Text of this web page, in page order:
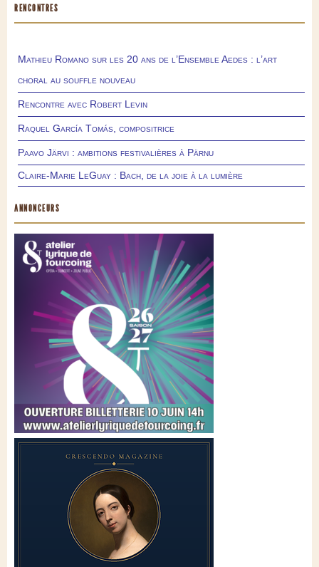
RENCONTRES
Mathieu Romano sur les 20 ans de l’Ensemble Aedes : l’art
choral au souffle nouveau
Rencontre avec Robert Levin
Raquel García Tomás, compositrice
Paavo Järvi : ambitions festivalières à Pärnu
Claire-Marie LeGuay : Bach, de la joie à la lumière
ANNONCEURS